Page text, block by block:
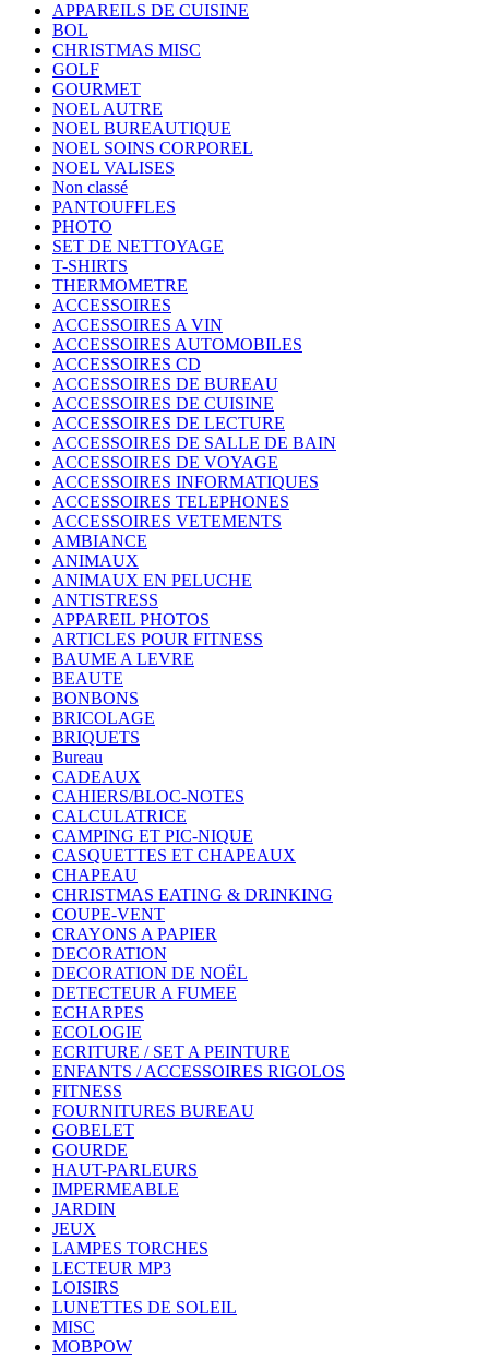
APPAREILS DE CUISINE
BOL
CHRISTMAS MISC
GOLF
GOURMET
NOEL AUTRE
NOEL BUREAUTIQUE
NOEL SOINS CORPOREL
NOEL VALISES
Non classé
PANTOUFFLES
PHOTO
SET DE NETTOYAGE
T-SHIRTS
THERMOMETRE
ACCESSOIRES
ACCESSOIRES A VIN
ACCESSOIRES AUTOMOBILES
ACCESSOIRES CD
ACCESSOIRES DE BUREAU
ACCESSOIRES DE CUISINE
ACCESSOIRES DE LECTURE
ACCESSOIRES DE SALLE DE BAIN
ACCESSOIRES DE VOYAGE
ACCESSOIRES INFORMATIQUES
ACCESSOIRES TELEPHONES
ACCESSOIRES VETEMENTS
AMBIANCE
ANIMAUX
ANIMAUX EN PELUCHE
ANTISTRESS
APPAREIL PHOTOS
ARTICLES POUR FITNESS
BAUME A LEVRE
BEAUTE
BONBONS
BRICOLAGE
BRIQUETS
Bureau
CADEAUX
CAHIERS/BLOC-NOTES
CALCULATRICE
CAMPING ET PIC-NIQUE
CASQUETTES ET CHAPEAUX
CHAPEAU
CHRISTMAS EATING & DRINKING
COUPE-VENT
CRAYONS A PAPIER
DECORATION
DECORATION DE NOËL
DETECTEUR A FUMEE
ECHARPES
ECOLOGIE
ECRITURE / SET A PEINTURE
ENFANTS / ACCESSOIRES RIGOLOS
FITNESS
FOURNITURES BUREAU
GOBELET
GOURDE
HAUT-PARLEURS
IMPERMEABLE
JARDIN
JEUX
LAMPES TORCHES
LECTEUR MP3
LOISIRS
LUNETTES DE SOLEIL
MISC
MOBPOW